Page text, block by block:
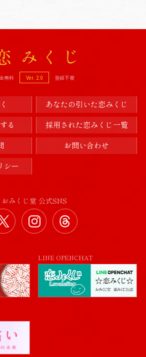
無料 Ver. 2.0 登録不要
あなたの引いた恋みくじ
る
採用された恋みくじ一覧
お問い合わせ
シー
おみくじ堂 公式SNS
おみくじ堂 公式Twitter
おみくじ堂 公式
LINE OPENCHAT